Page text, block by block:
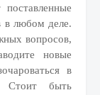
в любом деле.
вопросов,
новые
в
Стоит быть